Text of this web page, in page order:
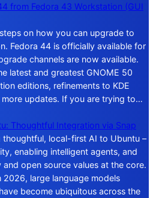
from Fedora 43 Workstation (GUI
on how you can upgrade to
Fedora 44 is officially available for
channels are now available.
latest and greatest GNOME 50
editions, refinements to KDE
more updates. If you are trying to…
Thoughtful Integration via Snap
thoughtful, local-first AI to Ubuntu –
enabling intelligent agents, and
open source values at the core.
2026, large language models
become ubiquitous across the